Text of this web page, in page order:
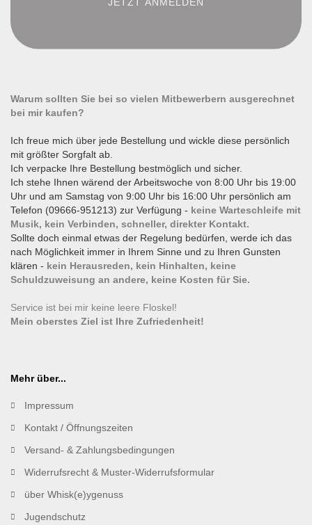
Warum sollten Sie bei so vielen Mitbewerbern ausgerechnet
bei mir kaufen?
Ich freue mich über jede Bestellung und wickle diese persönlich
mit größter Sorgfalt ab.
Ich verpacke Ihre Bestellung bestmöglich und sicher.
Ich stehe Ihnen wärend der Arbeitswoche von 8:00 Uhr bis 19:00
Uhr und am Samstag von 9:00 Uhr bis 16:00 Uhr persönlich am
Telefon (09666-951213) zur Verfügung - keine Warteschleife mit
Musik, kein Verbinden, schneller, direkter Kontakt.
Sollte doch einmal etwas der Regelung bedürfen, werde ich das
nach Möglichkeit immer in Ihrem Sinne und zu Ihren Gunsten
klären - kein Herausreden, kein Hinhalten, keine
Schuldzuweisung an andere, keine Kosten für Sie.
Service ist bei mir keine leere Floskel!
Mein oberstes Ziel ist Ihre Zufriedenheit!
Mehr über...
Impressum
Kontakt / Öffnungszeiten
Versand- & Zahlungsbedingungen
Widerrufsrecht & Muster-Widerrufsformular
über Whisk(e)ygenuss
Jugendschutz